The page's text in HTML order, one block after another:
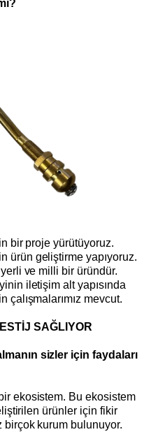
bir proje yürütüyoruz.
ürün geliştirme yapıyoruz.
ve milli bir üründür.
iletişim alt yapısında
çalışmalarımız mevcut.
SAĞLIYOR
sizler için faydaları
ekosistem. Bu ekosistem
ürünler için fikir
kurum bulunuyor.